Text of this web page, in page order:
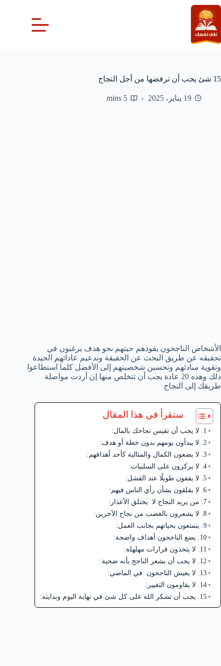
التجاوز
إلى
المحتوى
15 شئ يجب أن ترفضها من أجل النجاح
19 يناير، 2025 5 mins
الأشخاص الناجحون يقودهم حيتهم نحو هدف يرغبون في
تحقيقه عن طريق البحث عن الحقيقة وتدعيم عاداتهم الجيدة
وتقوية مبادئهم وتحسين شخصيتهم إلى الأفضل كلما استطاعوا
ذلك وهذه 20 عادة يجب أن تتخلص منها إن أردت مواصلة
طريقك إلى النجاح
ستقرأ في هذا المقال
1. لا يجب أن تقيس نجاحك بالمال:
2. لا يبدأون يومهم بدون خطة أو هدف:
3. لا يضعون الكمال والمثالية كأحد أهدافهم:
4. لا يركزون على السلبيات:
5. لا يقفون طويلًا عند الفشل:
6. لا يقلقون بشأن رأي الناس فيهم:
7. من يريد النجاح لا يختلق الأعذار:
8. لا يشعرون بالغضب من نجاح الآخرين:
9. يتمتعون بحياتهم بجانب العمل:
10. يضع الناجحون أهداف واضحة:
11. لا يتخذون قرارات مهلهلة:
12. لا يجب أن يشعر الناجح بأنه ضحية:
13. لا يعيش الناجحون في الماضي:
14. لا يقاومون التغيير:
15. يجب أن تشكر الله على كل شئ في نهاية اليوم وبدايته: